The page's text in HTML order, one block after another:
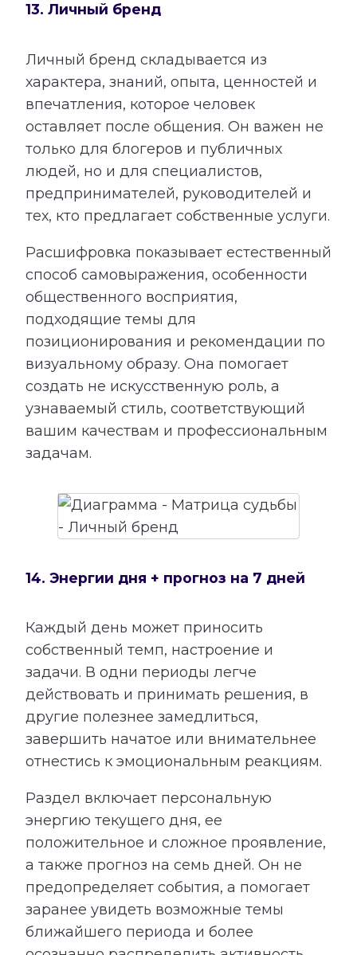
13. Личный бренд
Личный бренд складывается из
характера, знаний, опыта, ценностей и
впечатления, которое человек
оставляет после общения. Он важен не
только для блогеров и публичных
людей, но и для специалистов,
предпринимателей, руководителей и
тех, кто предлагает собственные услуги.
Расшифровка показывает естественный
способ самовыражения, особенности
общественного восприятия,
подходящие темы для
позиционирования и рекомендации по
визуальному образу. Она помогает
создать не искусственную роль, а
узнаваемый стиль, соответствующий
вашим качествам и профессиональным
задачам.
14. Энергии дня + прогноз на 7 дней
Каждый день может приносить
собственный темп, настроение и
задачи. В одни периоды легче
действовать и принимать решения, в
другие полезнее замедлиться,
завершить начатое или внимательнее
отнестись к эмоциональным реакциям.
Раздел включает персональную
энергию текущего дня, ее
положительное и сложное проявление,
а также прогноз на семь дней. Он не
предопределяет события, а помогает
заранее увидеть возможные темы
ближайшего периода и более